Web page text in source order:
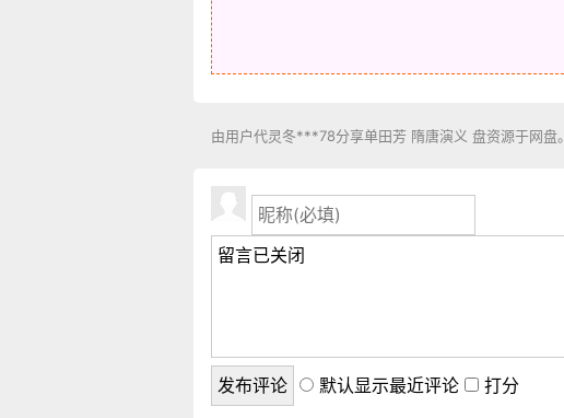
由用户代灵冬***78分享单田芳 隋唐演义 盘资源于网盘。
默认显示最近评论 打分